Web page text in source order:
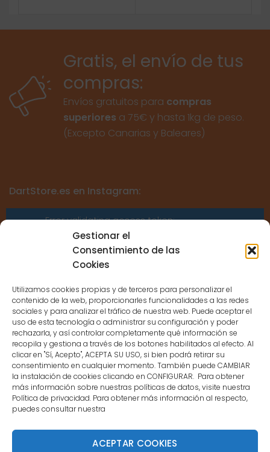
Gestionar el
Consentimiento de las
Cookies
Utilizamos cookies propias y de terceros para personalizar el
contenido de la web, proporcionarles funcionalidades a las redes
sociales y para analizar el tráfico de nuestra web. Puede aceptar el
uso de esta tecnología o administrar su configuración y poder
rechazarla, y así controlar completamente qué información se
recopila y gestiona a través de los botones habilitados al efecto. Al
clicar en "Sí, Acepto", ACEPTA SU USO, si bien podrá retirar su
consentimiento en cualquier momento. También puede CAMBIAR
la instalación de cookies clicando en CONFIGURAR. Para obtener
más información sobre nuestras políticas de datos, visite nuestra
Política de privacidad. Para obtener más información al respecto,
puedes consultar nuestra
ACEPTAR COOKIES
Gratis, el envío de tus
compras:
Envíos gratuitos para compras
superiores a 75€ y hasta 1kg de peso.
(Excepto Canarias y Baleares)
DartStore.es en Instagram:
Error validating access token:
Sessions for the user are not allowed
because the user is not a confirmed
CONTACTO
MENÚ PRINCIPAL
MI CUENTA
DOCUMENTACIÓN